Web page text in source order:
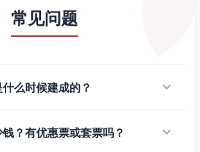
常见问题
么时候建成的？ keyboard_arrow_down
？有优惠票或套票吗？ keyboard_arrow_down